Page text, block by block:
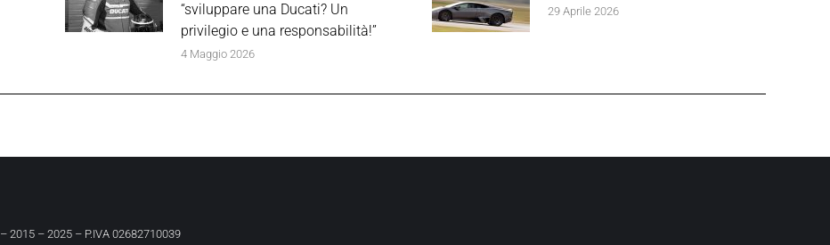
“sviluppare una Ducati? Un
privilegio e una responsabilità!”
4 Maggio 2026
29 Aprile 2026
– 2015 – 2025 – P.IVA 02682710039